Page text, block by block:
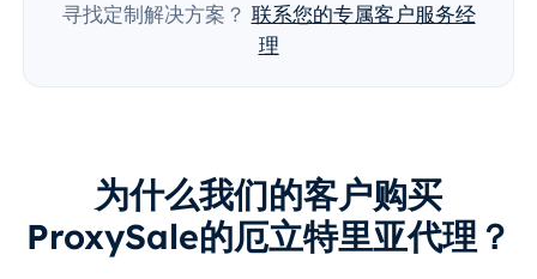
寻找定制解决方案？ 联系您的专属客户服务经
理
为什么我们的客户购买
ProxySale的厄立特里亚代理？